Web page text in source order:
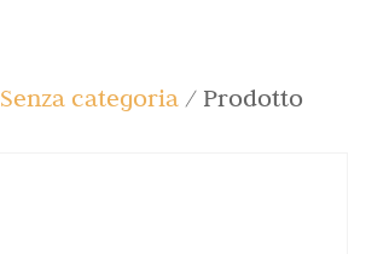
Senza categoria/ Prodotto